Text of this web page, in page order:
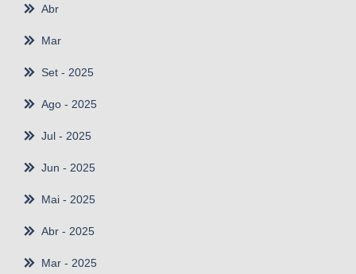
Abr
Mar
Set - 2025
Ago - 2025
Jul - 2025
Jun - 2025
Mai - 2025
Abr - 2025
Mar - 2025